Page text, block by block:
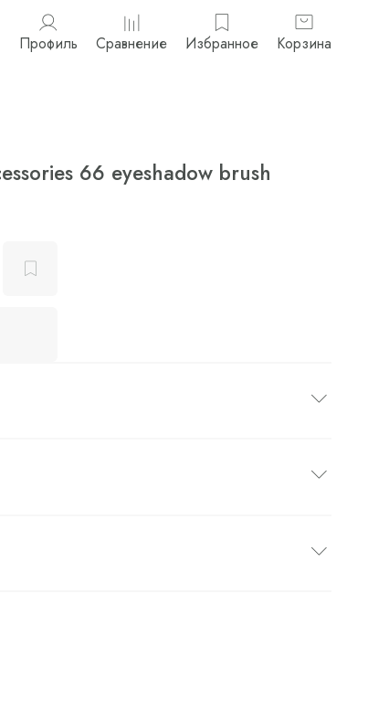
Профиль Сравнение Избранное Корзина
66 eyeshadow brush